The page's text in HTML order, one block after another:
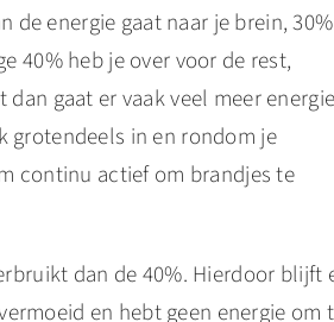
de energie gaat naar je brein, 30%
40% heb je over voor de rest,
gaat er vaak veel meer energie
grotendeels in en rondom je
continu actief om brandjes te
dan de 40%. Hierdoor blijft
en hebt geen energie om